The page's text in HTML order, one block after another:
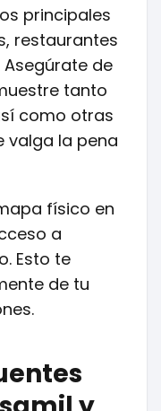
principales
restaurantes
de
tanto
como otras
valga la pena
físico en
a
Esto te
de tu